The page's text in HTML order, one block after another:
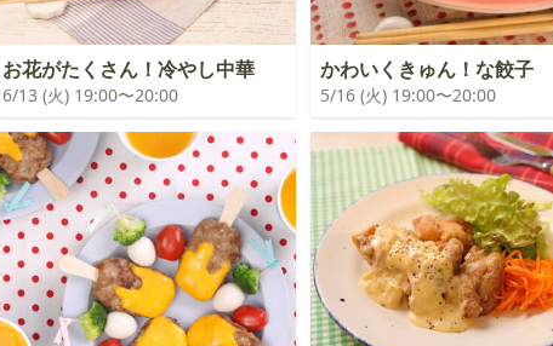
お花がたくさん！冷やし中華
6/13 (火) 19:00〜20:00
かわいくきゅん！な餃子
5/16 (火) 19:00〜20:00